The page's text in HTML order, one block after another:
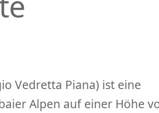
Vedretta Piana) ist eine
Alpen auf einer Höhe